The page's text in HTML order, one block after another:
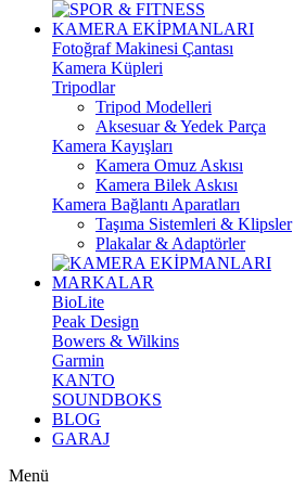
KAMERA EKİPMANLARI
Fotoğraf Makinesi Çantası
Kamera Küpleri
Tripodlar
Tripod Modelleri
Aksesuar & Yedek Parça
Kamera Kayışları
Kamera Omuz Askısı
Kamera Bilek Askısı
Kamera Bağlantı Aparatları
Taşıma Sistemleri & Klipsler
Plakalar & Adaptörler
MARKALAR
BioLite
Peak Design
Bowers & Wilkins
Garmin
KANTO
SOUNDBOKS
BLOG
GARAJ
Menü